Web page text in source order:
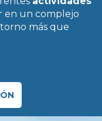
en un complejo
más que